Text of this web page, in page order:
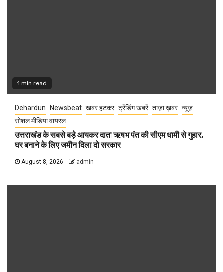
1 min read
Dehardun Newsbeat खबर हटकर ट्रेंडिंग खबरें ताज़ा ख़बर न्यूज़
सोशल मीडिया वायरल
उत्तराखंड के सबसे बड़े आयकर दाता ऋषभ पंत की सीएम धामी से गुहार,
घर बनाने के लिए जमीन दिला दो सरकार
August 8, 2026 admin